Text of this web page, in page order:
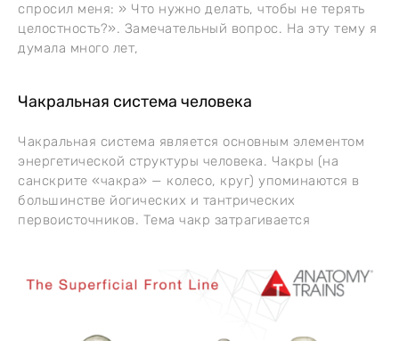
спросил меня: » Что нужно делать, чтобы не терять
целостность?». Замечательный вопрос. На эту тему я
думала много лет,
Чакральная система человека
Чакральная система является основным элементом
энергетической структуры человека. Чакры (на
санскрите «чакра» — колесо, круг) упоминаются в
большинстве йогических и тантрических
первоисточников. Тема чакр затрагивается